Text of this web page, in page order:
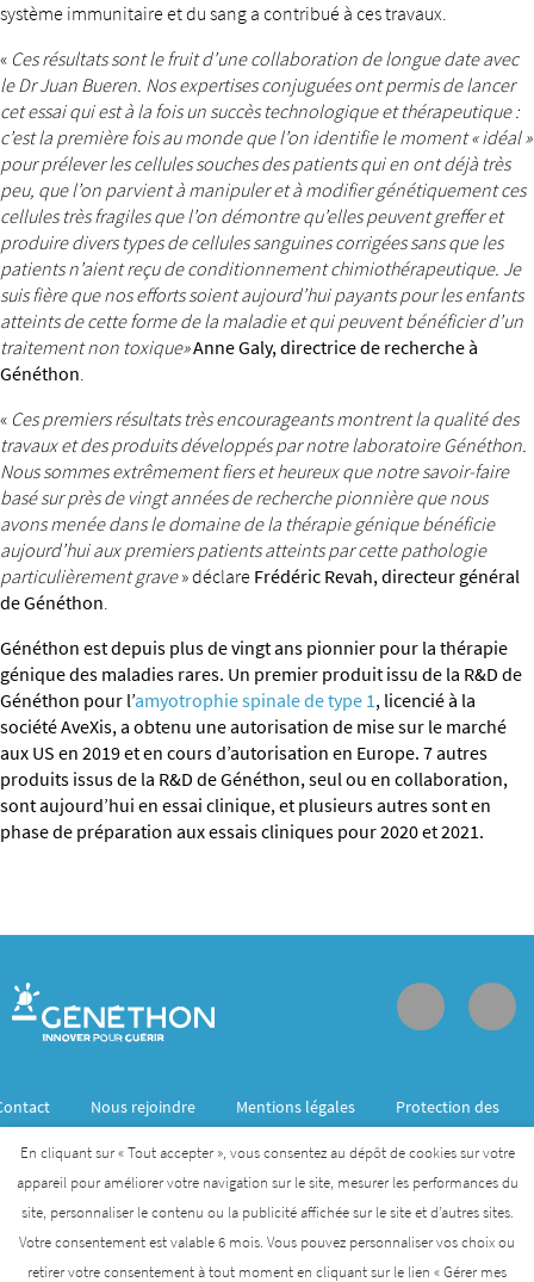
système immunitaire et du sang a contribué à ces travaux.
« Ces résultats sont le fruit d’une collaboration de longue date avec
le Dr Juan Bueren. Nos expertises conjuguées ont permis de lancer
cet essai qui est à la fois un succès technologique et thérapeutique :
c’est la première fois au monde que l’on identifie le moment « idéal »
pour prélever les cellules souches des patients qui en ont déjà très
peu, que l’on parvient à manipuler et à modifier génétiquement ces
cellules très fragiles que l’on démontre qu’elles peuvent greffer et
produire divers types de cellules sanguines corrigées sans que les
patients n’aient reçu de conditionnement chimiothérapeutique. Je
suis fière que nos efforts soient aujourd’hui payants pour les enfants
atteints de cette forme de la maladie et qui peuvent bénéficier d’un
traitement non toxique»Anne Galy, directrice de recherche à
Généthon.
« Ces premiers résultats très encourageants montrent la qualité des
travaux et des produits développés par notre laboratoire Généthon.
Nous sommes extrêmement fiers et heureux que notre savoir-faire
basé sur près de vingt années de recherche pionnière que nous
avons menée dans le domaine de la thérapie génique bénéficie
aujourd’hui aux premiers patients atteints par cette pathologie
particulièrement grave» déclare Frédéric Revah, directeur général
de Généthon.
Généthon est depuis plus de vingt ans pionnier pour la thérapie
génique des maladies rares. Un premier produit issu de la R&D de
Généthon pour l’amyotrophie spinale de type 1, licencié à la
société AveXis, a obtenu une autorisation de mise sur le marché
aux US en 2019 et en cours d’autorisation en Europe. 7 autres
produits issus de la R&D de Généthon, seul ou en collaboration,
sont aujourd’hui en essai clinique, et plusieurs autres sont en
phase de préparation aux essais cliniques pour 2020 et 2021.
Nous rejoindre Mentions légales
Protection des
Généthon est membre de l’Institut des biothérapies
des maladies rares créé par l’AFM- Téléthon
En cliquant sur « Tout accepter », vous consentez au dépôt de cookies sur votre
appareil pour améliorer votre navigation sur le site, mesurer les performances du
site, personnaliser le contenu ou la publicité affichée sur le site et d’autres sites.
Votre consentement est valable 6 mois. Vous pouvez personnaliser vos choix ou
retirer votre consentement à tout moment en cliquant sur le lien « Gérer mes